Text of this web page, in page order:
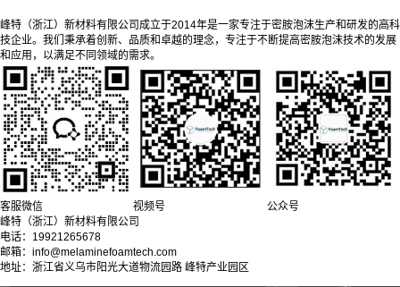
峰特（浙江）新材料有限公司成立于2014年是一家专注于密胺泡沫生产和研发的高科
技企业。我们秉承着创新、品质和卓越的理念，专注于不断提高密胺泡沫技术的发展
和应用，以满足不同领域的需求。
客服微信 视频号
公众号
峰特（浙江）新材料有限公司
电话：19921265678
邮箱：info@melaminefoamtech.com
地址：浙江省义乌市阳光大道物流园路 峰特产业园区